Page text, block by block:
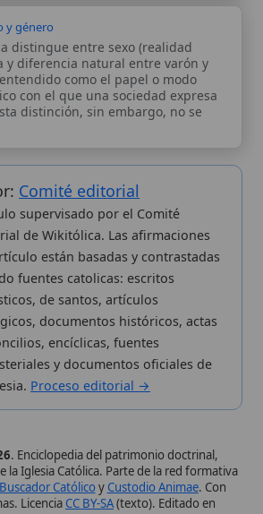
de santos, artículos
documentos históricos, actas
encíclicas, fuentes
y documentos oficiales de
Proceso editorial →
Enciclopedia del patrimonio doctrinal,
Iglesia Católica. Parte de la red formativa
CatólicoyCustodio Animae
LicenciaCC BY-SA(texto). Editado en
3101-7339. Bajo el patrocinio de San
Carlo Acutis.
Categorias
Más visitados
Nuevas entradas
Cambios recientes
Aplicaciones
Widgets para tu web
✦ SÍGUENOS EN
publicación regular
· @wikitolica